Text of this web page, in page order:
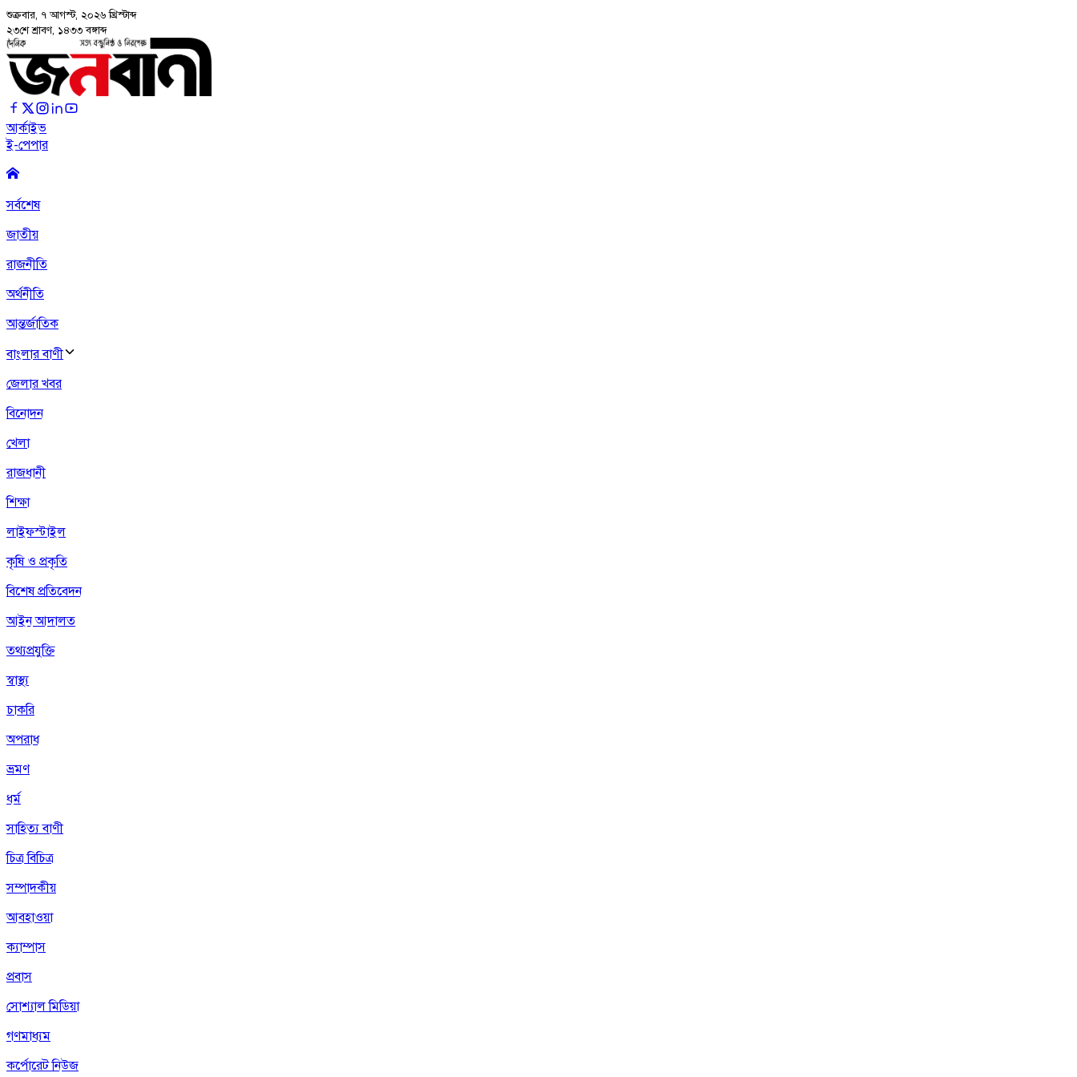
শুক্রবার, ৭ আগস্ট, ২০২৬ খ্রিস্টাব্দ
২৩শে শ্রাবণ, ১৪৩৩ বঙ্গাব্দ
আর্কাইভ
ই-পেপার
সর্বশেষ
জাতীয়
রাজনীতি
অর্থনীতি
আন্তর্জাতিক
বাংলার বাণী
জেলার খবর
বিনোদন
খেলা
রাজধানী
শিক্ষা
লাইফস্টাইল
কৃষি ও প্রকৃতি
বিশেষ প্রতিবেদন
আইন আদালত
তথ্যপ্রযুক্তি
স্বাস্থ্য
চাকরি
অপরাধ
ভ্রমণ
ধর্ম
সাহিত্য বাণী
চিত্র বিচিত্র
সম্পাদকীয়
আবহাওয়া
ক্যাম্পাস
প্রবাস
সোশ্যাল মিডিয়া
গণমাধ্যম
কর্পোরেট নিউজ